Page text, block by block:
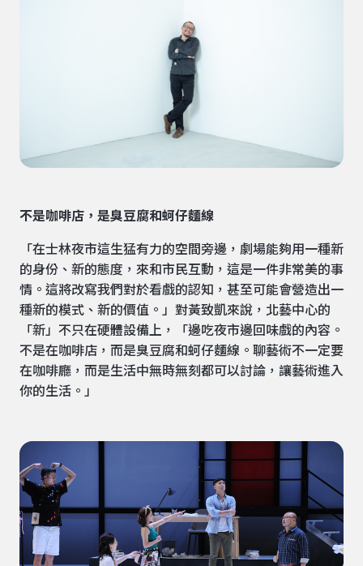
不是咖啡店，是臭豆腐和蚵仔麵線
「在士林夜市這生猛有力的空間旁邊，劇場能夠用一種新
的身份、新的態度，來和市民互動，這是一件非常美的事
情。這將改寫我們對於看戲的認知，甚至可能會營造出一
種新的模式、新的價值。」對黃致凱來說，北藝中心的
「新」不只在硬體設備上，「邊吃夜市邊回味戲的內容。
不是在咖啡店，而是臭豆腐和蚵仔麵線。聊藝術不一定要
在咖啡廳，而是生活中無時無刻都可以討論，讓藝術進入
你的生活。」